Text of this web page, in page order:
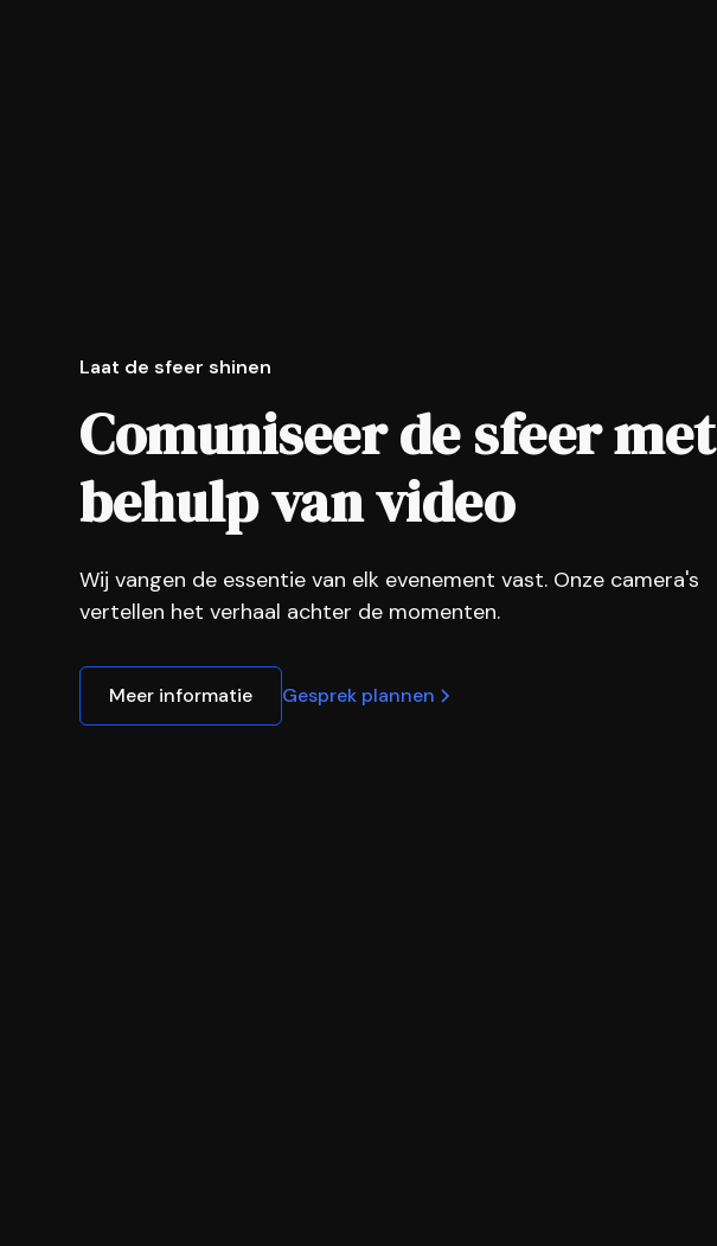
Laat de sfeer shinen
Comuniseer de sfeer met
behulp van video
Wij vangen de essentie van elk evenement vast. Onze camera's
vertellen het verhaal achter de momenten.
Meer informatie Gesprek plannen